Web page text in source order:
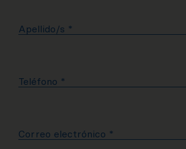
Apellido/s *
Teléfono *
Correo electrónico *